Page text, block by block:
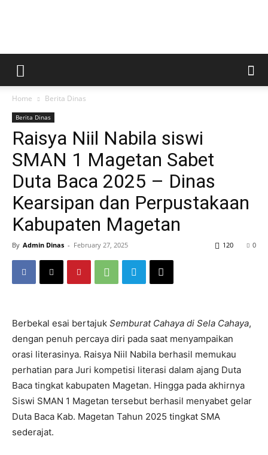
Kabar
Home Berita Dinas
Berita Dinas
Raisya Niil Nabila siswi
SMAN 1 Magetan Sabet
Duta Baca 2025 – Dinas
Kearsipan dan Perpustakaan
Kabupaten Magetan
By Admin Dinas - February 27, 2025 0
120
Berbekal esai bertajuk Semburat Cahaya di Sela Cahaya,
dengan penuh percaya diri pada saat menyampaikan
orasi literasinya. Raisya Niil Nabila berhasil memukau
perhatian para Juri kompetisi literasi dalam ajang Duta
Baca tingkat kabupaten Magetan. Hingga pada akhirnya
Siswi SMAN 1 Magetan tersebut berhasil menyabet gelar
Duta Baca Kab. Magetan Tahun 2025 tingkat SMA
sederajat.